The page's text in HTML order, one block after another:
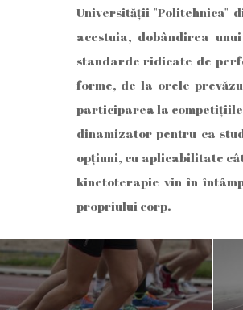
Universităţii "Politehnica"
acestuia, dobândirea
standarde ridicate de
forme, de la orele
participarea la competiţiile
dinamizator pentru ca
opţiuni, cu aplicabilitate
kinetoterapie vin în
propriului corp.